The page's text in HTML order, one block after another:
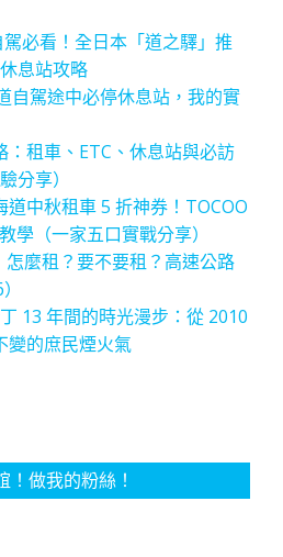
駕必看！全日本「道之驛」推
息站攻略
自駕途中必停休息站，我的實
：租車、ETC、休息站與必訪
分享）
道中秋租車 5 折神券！TOCOO
學（一家五口實戰分享）
怎麼租？要不要租？高速公路
13 年間的時光漫步：從 2010
變的庶民煙火氣
！做我的粉絲！